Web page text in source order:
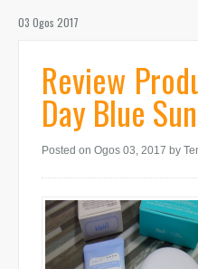
03 Ogos 2017
Review
Day Blue
Posted on Ogos 03, 2017 by